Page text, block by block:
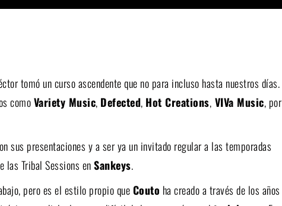
tomó un curso ascendente que no para incluso hasta nuestros días.
comoVariety Music, Defected, Hot Creations, VIVa Music, por
sus presentaciones y a ser ya un invitado regular a las temporadas
las Tribal Sessions enSankeys.
pero es el estilo propio queCouto ha creado a través de los años